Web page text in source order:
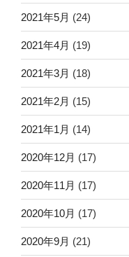
2021年5月 (24)
2021年4月 (19)
2021年3月 (18)
2021年2月 (15)
2021年1月 (14)
2020年12月 (17)
2020年11月 (17)
2020年10月 (17)
2020年9月 (21)